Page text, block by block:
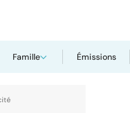
Famille Émissions